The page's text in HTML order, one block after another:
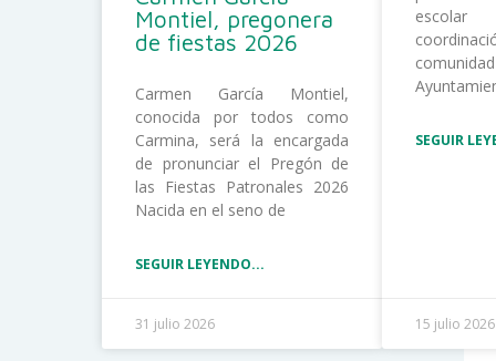
Montiel, pregonera
de fiestas 2026
Carmen García Montiel,
conocida por todos como
Carmina, será la encargada
de pronunciar el Pregón de
las Fiestas Patronales 2026
Nacida en el seno de
SEGUIR LEYENDO...
31 julio 2026
SEGUIR
15 julio 2026